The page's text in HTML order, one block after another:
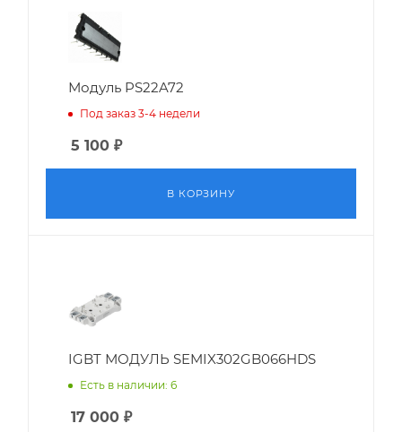
Модуль PS22A72
Под заказ 3-4 недели
5 100 ₽
В КОРЗИНУ
IGBT МОДУЛЬ SEMIX302GB066HDS
Есть в наличии: 6
17 000 ₽